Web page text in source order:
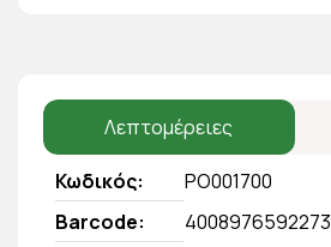
Λεπτομέρειες
Κωδικός
PO001700
Barcode
4008976592273